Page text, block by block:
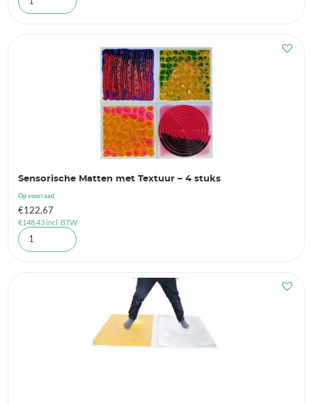
Sensorische Matten met Textuur – 4 stuks
Op voorraad
€122,67
€148,43incl. BTW